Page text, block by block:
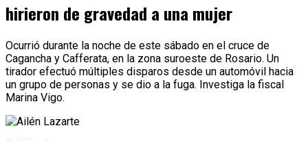
hirieron de gravedad a una mujer
Ocurrió durante la noche de este sábado en el cruce de
Cagancha y Cafferata, en la zona suroeste de Rosario. Un
tirador efectuó múltiples disparos desde un automóvil hacia
un grupo de personas y se dio a la fuga. Investiga la fiscal
Marina Vigo.